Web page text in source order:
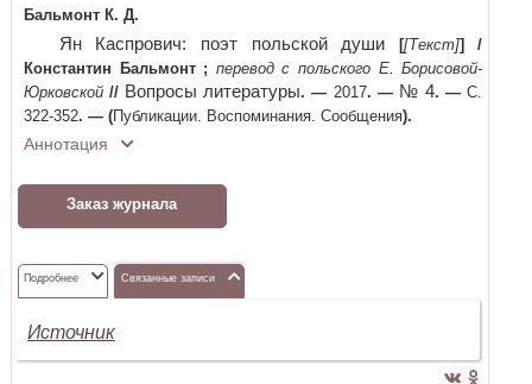
Бальмонт К. Д.
Ян Каспрович: поэт польской души [[Текст]]
/
Константин Бальмонт ; перевод с польского Е. Борисовой-
Юрковской // Вопросы литературы. — 2017. — № 4. — С.
322-352. — (Публикации. Воспоминания. Сообщения).
Аннотация
Заказ журнала
Подробнее Связанные записи
Источник